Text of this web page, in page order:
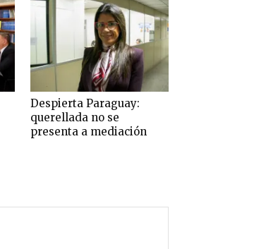
Despierta Paraguay:
querellada no se
presenta a mediación